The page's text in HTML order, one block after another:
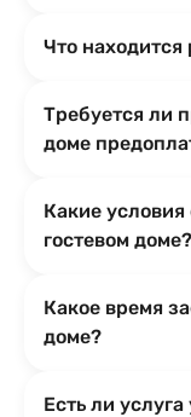
Что
Требуется ли
доме
Какие
гостевом доме?
Какое время
доме?
Есть ли